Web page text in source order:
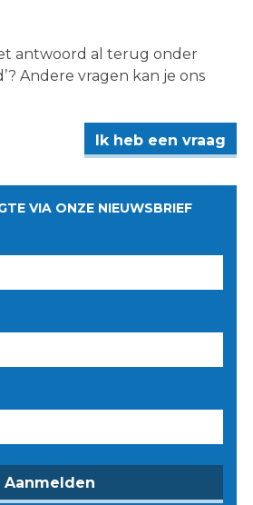
antwoord al terug onder
Andere vragen kan je ons
Ik heb een vraag
VIA ONZE NIEUWSBRIEF